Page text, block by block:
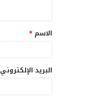
ق
*
الاسم *
البريد الإلكتروني